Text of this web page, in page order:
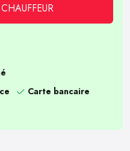
Carte bancaire